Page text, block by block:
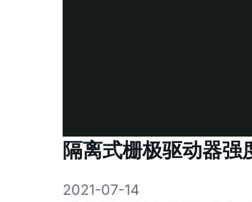
隔离式栅极驱动器
2021-07-14